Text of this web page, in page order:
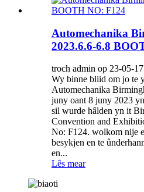
Automechanika
2023.6.6-6.8
troch admin op 23-05-17
Wy binne bliid om jo te
Automechanika
juny oant 8 juny 2023
sil wurde hâlden yn it
Convention and
No: F124. wolkom nije
besykjen en te
en...
Lês mear